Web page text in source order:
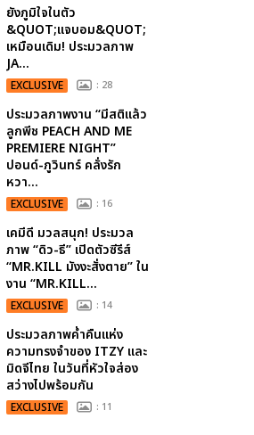
ยังภูมิใจในตัว
&QUOT;แจบอม&QUOT;
เหมือนเดิม! ประมวลภาพ
JA...
EXCLUSIVE : 28
ประมวลภาพงาน “มีสติแล้ว
ลูกพีช PEACH AND ME
PREMIERE NIGHT”
ปอนด์-ภูวินทร์ คลั่งรัก
หวา...
EXCLUSIVE : 16
เคมีดี มวลสนุก! ประมวล
ภาพ “ดิว-ธี” เปิดตัวซีรีส์
“MR.KILL มังงะสั่งตาย” ใน
งาน “MR.KILL...
EXCLUSIVE : 14
ประมวลภาพค่ำคืนแห่ง
ความทรงจำของ ITZY และ
มิดจีไทย ในวันที่หัวใจส่อง
สว่างไปพร้อมกัน
EXCLUSIVE : 11